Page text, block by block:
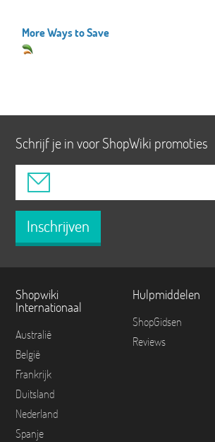
More Ways to Save
Schrijf je in voor ShopWiki promoties
Inschrijven
Shopwiki
Internationaal
Australië
België
Frankrijk
Duitsland
Nederland
Spanje
Hulpmiddelen
ShopGidsen
Reviews